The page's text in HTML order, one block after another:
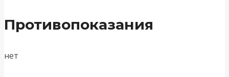
Противопоказания
нет